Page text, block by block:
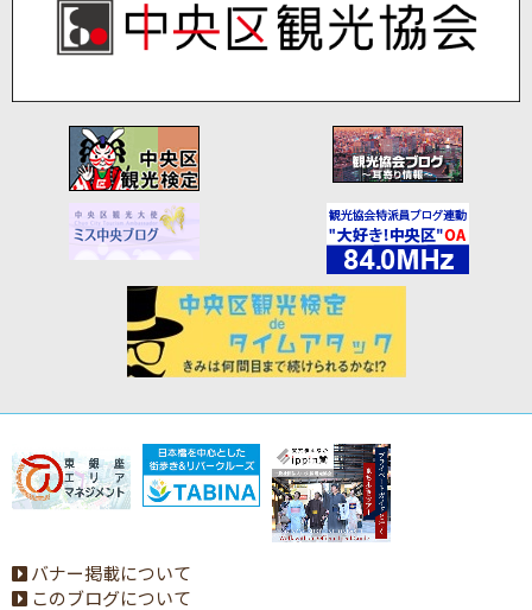
バナー掲載について
このブログについて